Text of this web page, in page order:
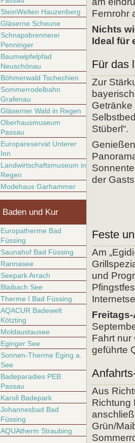
SteinWelten Hauzenberg
Gläserne Scheune
Schnapsbrennerei
Penninger
Baumwipfelpfad
Neuschönau
Böhmerwald Tschechien
Sommerrodelbahn
Grafenau
Gläserner Wald in Regen
Oberhausmuseum
Passau
Europareservat Unterer
Inn
Landwirtschaftsmuseum in
Regen
Modehaus Garhammer
Baden und Kur
Europatherme Bad
Füssing
Saunahof Bad Füssing
Rannasee
Seepark Arrach
Blaibach See
Therme I Bad Füssing
AQACUR Badewelt
Kötzting
Moldaustausee
Eginger See
Sonnen-Therme Eging a.
See
Badeparadies PEB
Passau
Karoli Badepark
Johannesbad Bad
Füssing
AQUAtherm Straubing
Fernrohr
Nichts
Ideal für
Für das
Zur
Stüberl“.
der
Feste
Am
und
Fahrt nur
geführte
Aus
Richtung
Grün/